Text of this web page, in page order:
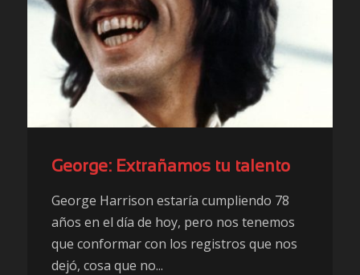
George: Extrañamos tu talento
George Harrison estaría cumpliendo 78
años en el día de hoy, pero nos tenemos
que conformar con los registros que nos
dejó, cosa que no...